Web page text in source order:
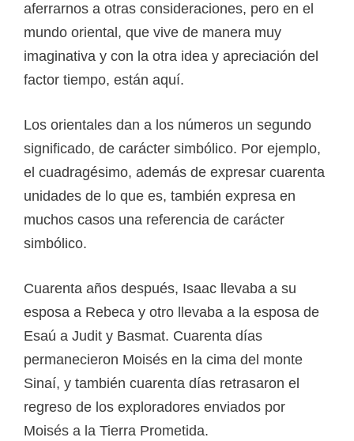
aferrarnos a otras consideraciones, pero en el
mundo oriental, que vive de manera muy
imaginativa y con la otra idea y apreciación del
factor tiempo, están aquí.
Los orientales dan a los números un segundo
significado, de carácter simbólico. Por ejemplo,
el cuadragésimo, además de expresar cuarenta
unidades de lo que es, también expresa en
muchos casos una referencia de carácter
simbólico.
Cuarenta años después, Isaac llevaba a su
esposa a Rebeca y otro llevaba a la esposa de
Esaú a Judit y Basmat. Cuarenta días
permanecieron Moisés en la cima del monte
Sinaí, y también cuarenta días retrasaron el
regreso de los exploradores enviados por
Moisés a la Tierra Prometida.